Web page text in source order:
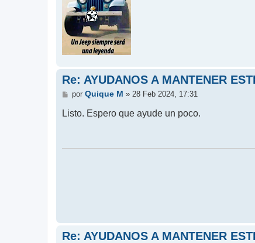
Re: AYUDANOS A MANTENER
M
n
e
por Quique M » 28 Feb 2024, 17:31
Listo. Espero que ayude un poco.
Re: AYUDANOS A MANTENER